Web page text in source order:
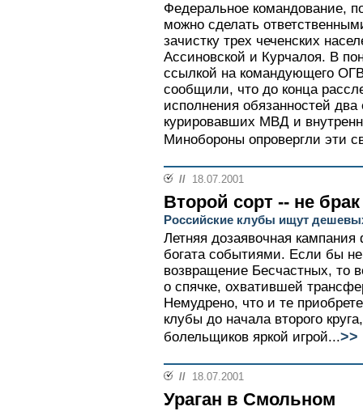
Федеральное командование,
можно сделать
зачистку трех чеченских
Ассиновской и Курчалоя. В
ссылкой на командующего
сообщили, что до конца
исполнения обязанностей два
курировавших МВД и
Минобороны опровергли эти
// 18.07.2001
Второй сорт -- не брак
Российские клубы ищут
Летняя дозаявочная
богата событиями. Если бы
возвращение Бесчастных, то
о спячке, охватившей
Немудрено, что и те
клубы до начала второго
болельщиков яркой игрой...>>
// 18.07.2001
Ураган в Смольном